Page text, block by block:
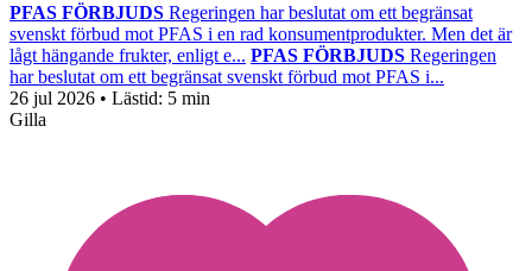
PFAS FÖRBJUDS Regeringen har beslutat om ett begränsat
svenskt förbud mot PFAS i en rad konsumentprodukter. Men det är
lågt hängande frukter, enligt e... PFAS FÖRBJUDS Regeringen
har beslutat om ett begränsat svenskt förbud mot PFAS i...
26 jul 2026 • Lästid: 5 min
Gilla